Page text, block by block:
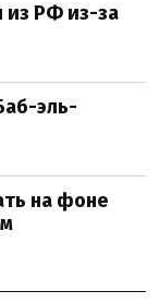
из РФ из-за
эль-
на фоне